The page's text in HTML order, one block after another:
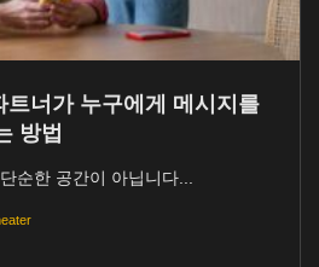
너가 누구에게 메시지를
방법
순한 공간이 아닙니다...